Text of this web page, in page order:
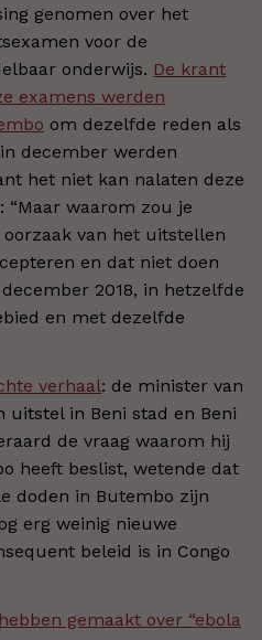
genomen over het
voor de
onderwijs. De krant
examens werden
om dezelfde reden als
december werden
het niet kan nalaten deze
waarom zou je
van het uitstellen
en dat niet doen
2018, in hetzelfde
en met dezelfde
verhaal: de minister van
uitstel in Beni stad en Beni
de vraag waarom hij
heeft beslist, wetende dat
doden in Butembo zijn
erg weinig nieuwe
beleid is in Congo
gemaakt over “ebola